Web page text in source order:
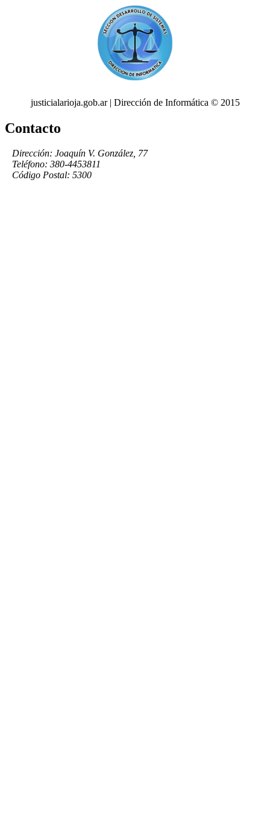
justicialarioja.gob.ar | Dirección de Informática © 2015
Contacto
Dirección: Joaquín V. González, 77
Teléfono: 380-4453811
Código Postal: 5300